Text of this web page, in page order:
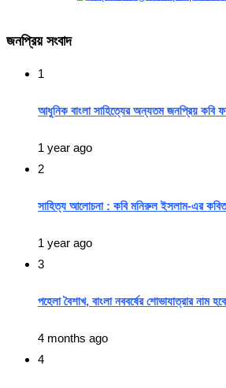
জনপ্রিয় সংবাদ
1
আধুনিক বাংলা সাহিত্যের অন্যতম জনপ্রিয় কবি
1 year ago
2
সাহিত্য আলোচনা : কবি মনিরুল ইসলাম-এর
1 year ago
3
পহেলা বৈশাখ, বাংলা নববর্ষের শোভাযাত্রার নাম
4 months ago
4